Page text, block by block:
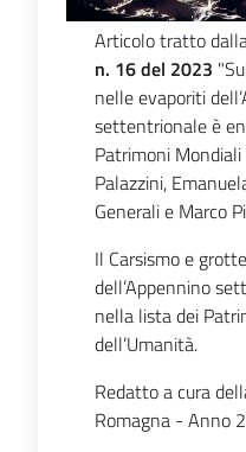
Articolo tratto
n. 16 del 2023
nelle evaporiti
settentrionale è
Patrimoni
Palazzini,
Generali e Marco
Il Carsismo e
dell’Appennino
nella lista dei
dell’Umanità.
Redatto a cura
Romagna - Anno